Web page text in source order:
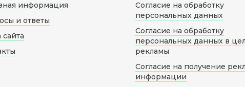
информация
и ответы
сайта
Согласие на обработку
персональных данных
Согласие на обработку
персональных данных в
рекламы
Согласие на получение
информации